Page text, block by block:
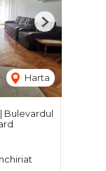
Harta
Next
Bulevardul